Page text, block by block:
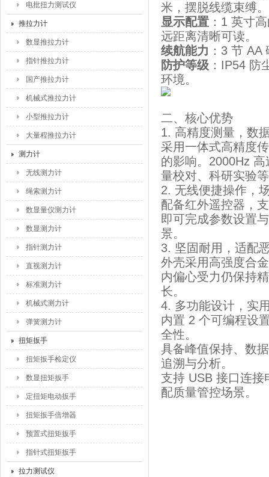
电批扭力测试仪
推拉力计
数显推拉力计
指针推拉力计
国产推拉力计
机械式推拉力计
小型推拉力计
大量程推拉力计
测力计
无线测力计
绳索测力计
数显量仪测力计
数显测力计
指针测力计
直视测力计
标准测力计
机械式测力计
弹簧测力计
扭矩扳手
扭矩扳手检定仪
数显扭矩扳手
定扭矩电动扳手
扭矩扳手倍增器
预置式扭矩扳手
指针式扭矩扳手
拉力测试仪
米，摆脱线缆束缚。
显示配置 ：1 英寸
远距离清晰可读。
续航能力 ：3 节
防护等级 ：IP54
环境。
二、核心优势
1. 高精度测量，数
采用一体式高精度
的影响。2000Hz
量校对、科研实验
2. 无线便捷操作，
配备红外遥控器，
即可完成参数设置
景。
3. 坚固耐用，适配
外壳采用高强度合
内偏心受力仍保持
长。
4. 多功能设计，实
内置 2 个可编程设
全性。
具备峰值保持、数
追溯与分析。
支持 USB 接口连接
配质量管控场景。